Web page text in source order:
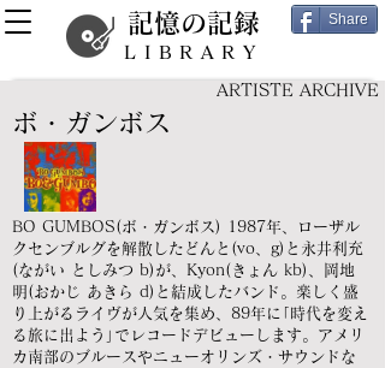
記憶の記録
LIBRARY
Share
ボ・ガンボス
BO GUMBOS(ボ・ガンボス) 1987年、ローザル
クセンブルグを解散したどんと(vo、g)と永井利充
(ながい としみつ b)が、Kyon(きょん kb)、岡地
明(おかじ あきら d)と結成したバンド。楽しく盛
り上がるライヴが人気を集め、89年に｢時代を変え
る旅に出よう｣でレコードデビューします。アメリ
カ南部のブルースやニューオリンズ・サウンドな
ARTISTE ARCHIVE